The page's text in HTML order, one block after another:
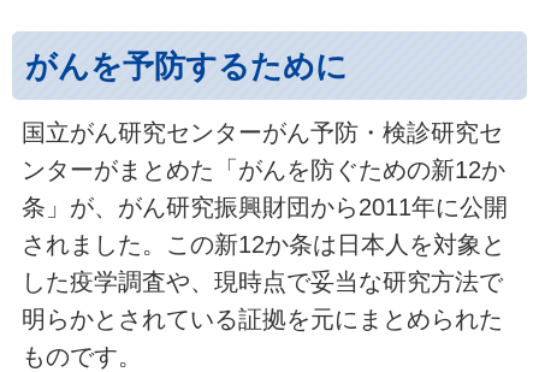
がんを予防するために
国立がん研究センターがん予防・検診研究セ
ンターがまとめた「がんを防ぐための新12か
条」が、がん研究振興財団から2011年に公開
されました。この新12か条は日本人を対象と
した疫学調査や、現時点で妥当な研究方法で
明らかとされている証拠を元にまとめられた
ものです。